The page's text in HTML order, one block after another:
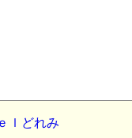
ｌどれみ